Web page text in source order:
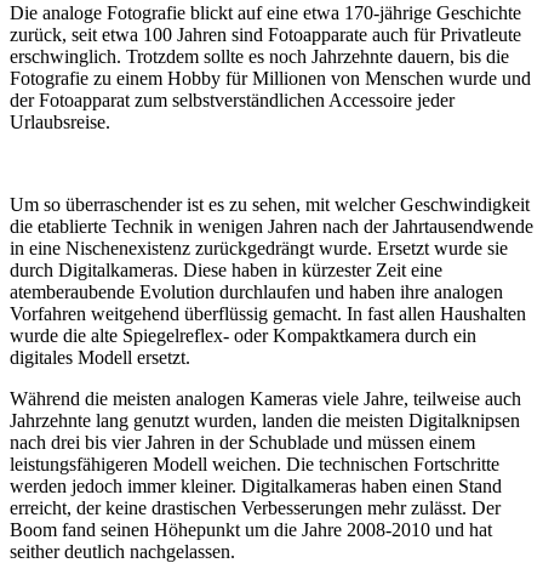
Die analoge Fotografie blickt auf eine etwa 170-jährige Geschichte
zurück, seit etwa 100 Jahren sind Fotoapparate auch für Privatleute
erschwinglich. Trotzdem sollte es noch Jahrzehnte dauern, bis die
Fotografie zu einem Hobby für Millionen von Menschen wurde und
der Fotoapparat zum selbstverständlichen Accessoire jeder
Urlaubsreise.
Um so überraschender ist es zu sehen, mit welcher Geschwindigkeit
die etablierte Technik in wenigen Jahren nach der Jahrtausendwende
in eine Nischenexistenz zurückgedrängt wurde. Ersetzt wurde sie
durch Digitalkameras. Diese haben in kürzester Zeit eine
atemberaubende Evolution durchlaufen und haben ihre analogen
Vorfahren weitgehend überflüssig gemacht. In fast allen Haushalten
wurde die alte Spiegelreflex- oder Kompaktkamera durch ein
digitales Modell ersetzt.
Während die meisten analogen Kameras viele Jahre, teilweise auch
Jahrzehnte lang genutzt wurden, landen die meisten Digitalknipsen
nach drei bis vier Jahren in der Schublade und müssen einem
leistungsfähigeren Modell weichen. Die technischen Fortschritte
werden jedoch immer kleiner. Digitalkameras haben einen Stand
erreicht, der keine drastischen Verbesserungen mehr zulässt. Der
Boom fand seinen Höhepunkt um die Jahre 2008-2010 und hat
seither deutlich nachgelassen.